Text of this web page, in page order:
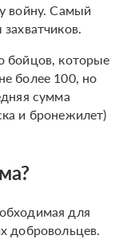
войну. Самый
бойцов, которые
более 100, но
сумма
и бронежилет)
для
добровольцев.